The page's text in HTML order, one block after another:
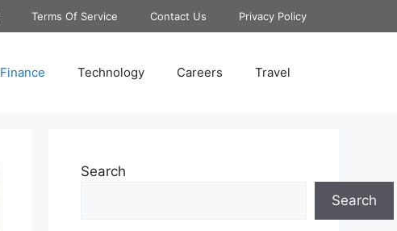
Terms Of Service Contact Us Privacy Policy
Finance Technology Careers Travel
Search
Search